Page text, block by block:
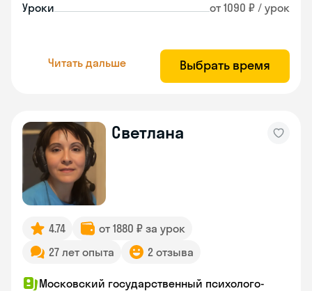
Уроки от 1090 ₽ / урок
Читать дальше Выбрать время
Светлана
4.74
от 1880 ₽ за урок
27 лет опыта
2 отзыва
Московский государственный психолого-